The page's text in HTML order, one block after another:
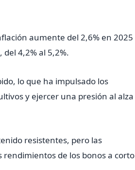
aumente del 2,6% en 2025
4,2% al 5,2%.
lo que ha impulsado los
y ejercer ‌una presión al alza
resistentes, pero las
de los bonos a corto